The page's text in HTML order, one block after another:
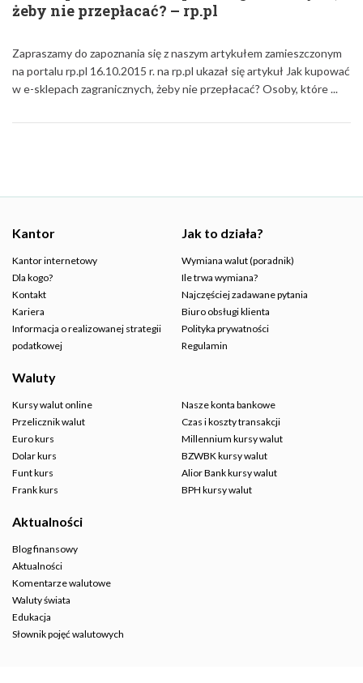
żeby nie przepłacać? – rp.pl
Zapraszamy do zapoznania się z naszym artykułem zamieszczonym
na portalu rp.pl 16.10.2015 r. na rp.pl ukazał się artykuł Jak kupować
w e-sklepach zagranicznych, żeby nie przepłacać? Osoby, które ...
Kantor
Kantor internetowy
Dla kogo?
Kontakt
Kariera
Informacja o realizowanej strategii
podatkowej
Jak to działa?
Wymiana walut (poradnik)
Ile trwa wymiana?
Najczęściej zadawane pytania
Biuro obsługi klienta
Polityka prywatności
Regulamin
Waluty
Kursy walut online
Przelicznik walut
Euro kurs
Dolar kurs
Funt kurs
Frank kurs
Nasze konta bankowe
Czas i koszty transakcji
Millennium kursy walut
BZWBK kursy walut
Alior Bank kursy walut
BPH kursy walut
Aktualności
Blog finansowy
Aktualności
Komentarze walutowe
Waluty świata
Edukacja
Słownik pojęć walutowych